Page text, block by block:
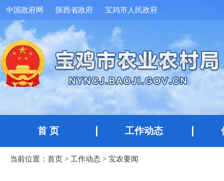
中国政府网 陕西省政府 宝鸡市人民政府
首 页 工作动态
当前位置： 首页 > 工作动态 > 宝农要闻